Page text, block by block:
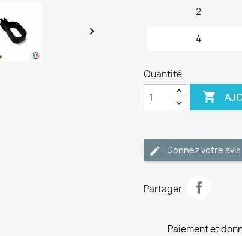

2
4
Quantité

Donnez votre avis
Partager
Paiement et